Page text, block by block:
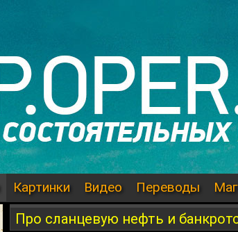
Картинки Видео Переводы
Про сланцевую нефть и